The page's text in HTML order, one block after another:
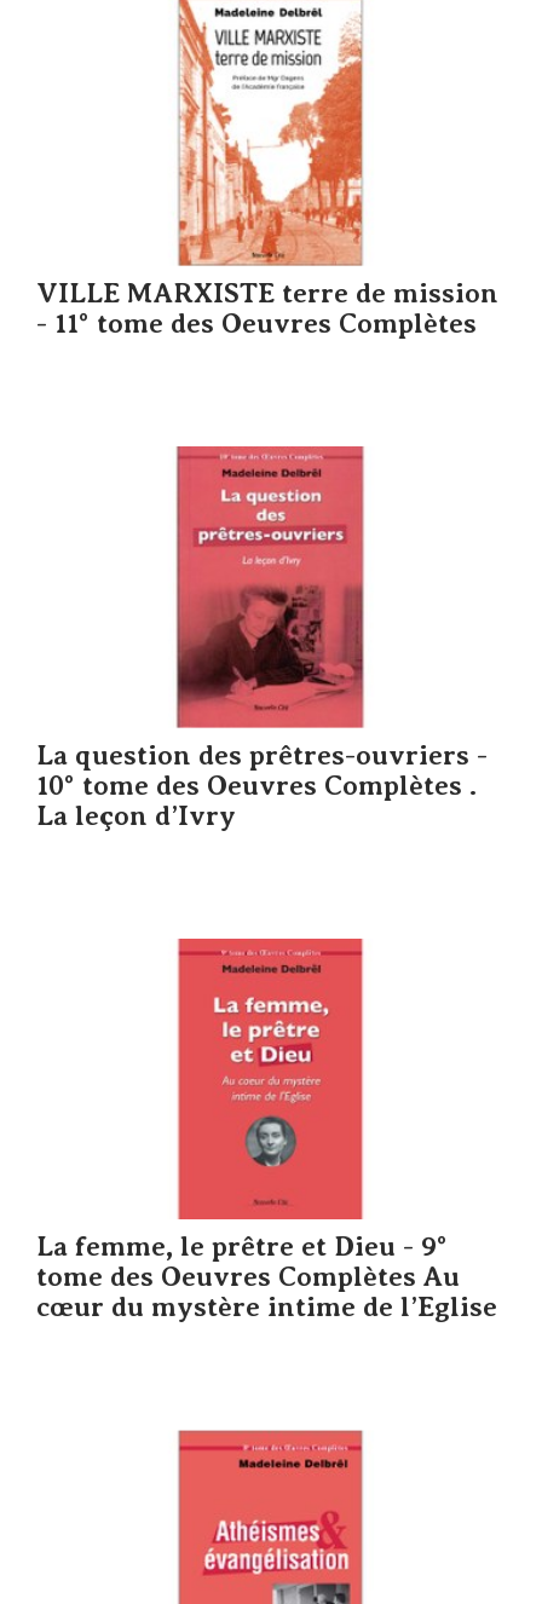
VILLE MARXISTE terre de mission
- 11° tome des Oeuvres Complètes
La question des prêtres-ouvriers -
10° tome des Oeuvres Complètes .
La leçon d’Ivry
La femme, le prêtre et Dieu - 9°
tome des Oeuvres Complètes Au
cœur du mystère intime de l’Eglise